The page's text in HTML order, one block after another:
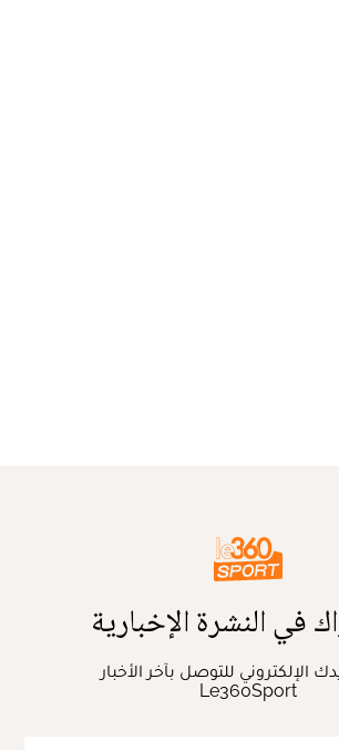
في النشرة الإخبارية
الإلكتروني للتوصل بآخر الأخبار
Le360Sport